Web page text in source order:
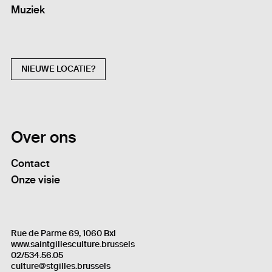
Muziek
NIEUWE LOCATIE?
Over ons
Contact
Onze visie
Rue de Parme 69, 1060 Bxl
www.saintgillesculture.brussels
02/534.56.05
culture@stgilles.brussels